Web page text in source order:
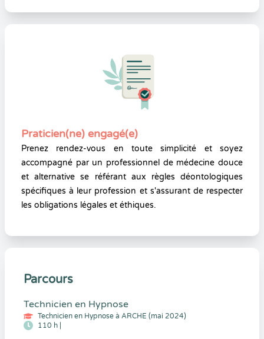
Praticien(ne) engagé(e)
Prenez rendez-vous en toute simplicité et soyez
accompagné par un professionnel de médecine douce
et alternative se référant aux règles déontologiques
spécifiques à leur profession et s'assurant de respecter
les obligations légales et éthiques.
Parcours
Technicien en Hypnose
Technicien en Hypnose à ARCHE (mai 2024)
110 h |